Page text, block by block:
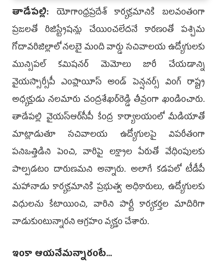
తాడేపల్లి: యోగాంధ్రప్రదేశ్ కార్యక్రమానికి బలవంతంగా
ప్రజలతో రిజిస్ట్రేషన్లు చేయించలేదనే కారణంతో పశ్చిమ
గోదావరిజిల్లాలో నలబై మంది వార్డు సచివాలయ ఉద్యోగులకు
మున్సిపల్ కమిషనర్ మెమోలు జారీ చేయడాన్ని
వైయ‌స్సార్సీపీ ఎంప్లాయీస్ అండ్ పెన్ష‌న‌ర్స్ వింగ్ రాష్ట్ర
అధ్య‌క్షుడు న‌ల‌మారు చంద్ర‌శేఖ‌ర్‌రెడ్డి తీవ్రంగా ఖండించారు.
తాడేపల్లి వైయస్ఆర్‌సీపీ కేంద్ర కార్యాలయంలో మీడియాతో
మాట్లాడుతూ సచివాలయ ఉద్యోగులపై విపరీతంగా
పనిఒత్తిడిని పెంచి, వారిపై లక్ష్యాల పేరుతో వేధింపులకు
పాల్పడటం దారుణమని అన్నారు. అలాగే కడపలో టీడీపీ
మహానాడు కార్యక్రమానికి ప్రభుత్వ అధికారులు, ఉద్యోగులకు
విధులను కేటాయించి, వారిని పార్టీ కార్యకర్తల మాదిరిగా
వాడుకుంటున్నారని ఆగ్రహం వ్యక్తం చేశారు.
ఇంకా ఆయనేమన్నారంటే...